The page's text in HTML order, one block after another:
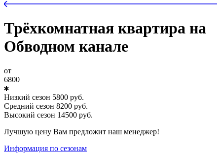
Трёхкомнатная квартира на
Обводном канале
от
6800
Низкий сезон 5800 руб.
Средний сезон 8200 руб.
Высокий сезон 14500 руб.
Лучшую цену Вам предложит наш менеджер!
Информация по сезонам